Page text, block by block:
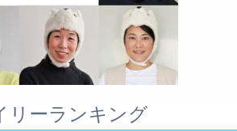
リーランキング